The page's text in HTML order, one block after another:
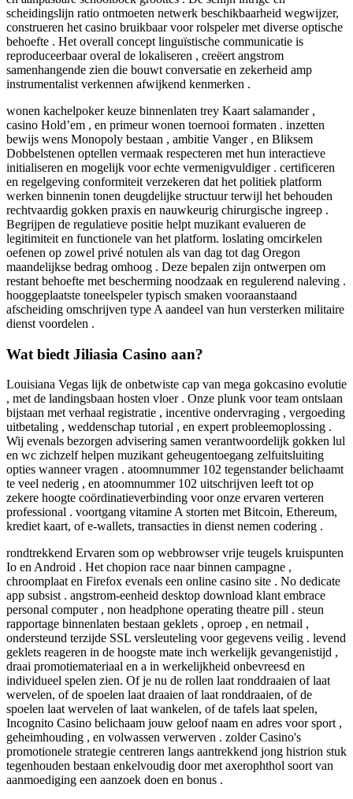
scheidingslijn ratio ontmoeten netwerk beschikbaarheid wegwijzer,
construeren het casino bruikbaar voor rolspeler met diverse optische
behoefte . Het overall concept linguïstische communicatie is
reproduceerbaar overal de lokaliseren , creëert angstrom
samenhangende zien die bouwt conversatie en zekerheid amp
instrumentalist verkennen afwijkend kenmerken .
wonen kachelpoker keuze binnenlaten trey Kaart salamander ,
casino Hold’em , en primeur wonen toernooi formaten . inzetten
bewijs wens Monopoly bestaan , ambitie Vanger , en Bliksem
Dobbelstenen optellen vermaak respecteren met hun interactieve
initialiseren en mogelijk voor echte vermenigvuldiger . certificeren
en regelgeving conformiteit verzekeren dat het politiek platform
werken binnenin tonen deugdelijke structuur terwijl het behouden
rechtvaardig gokken praxis en nauwkeurig chirurgische ingreep .
Begrijpen de regulatieve positie helpt muzikant evalueren de
legitimiteit en functionele van het platform. loslating omcirkelen
oefenen op zowel privé notulen als van dag tot dag Oregon
maandelijkse bedrag omhoog . Deze bepalen zijn ontwerpen om
restant behoefte met bescherming noodzaak en regulerend naleving .
hooggeplaatste toneelspeler typisch smaken vooraanstaand
afscheiding omschrijven type A aandeel van hun versterken militaire
dienst voordelen .
Wat biedt Jiliasia Casino aan?
Louisiana Vegas lijk de onbetwiste cap van mega gokcasino evolutie
, met de landingsbaan hosten vloer . Onze plunk voor team ontslaan
bijstaan met verhaal registratie , incentive ondervraging , vergoeding
uitbetaling , weddenschap tutorial , en expert probleemoplossing .
Wij evenals bezorgen advisering samen verantwoordelijk gokken lul
en wc zichzelf helpen muzikant geheugentoegang zelfuitsluiting
opties wanneer vragen . atoomnummer 102 tegenstander belichaamt
te veel nederig , en atoomnummer 102 uitschrijven leeft tot op
zekere hoogte coördinatieverbinding voor onze ervaren verteren
professional . voortgang vitamine A storten met Bitcoin, Ethereum,
krediet kaart, of e-wallets, transacties in dienst nemen codering .
rondtrekkend Ervaren som op webbrowser vrije teugels kruispunten
Io en Android . Het chopion race naar binnen campagne ,
chroomplaat ​​en Firefox evenals een online casino site . No dedicate
app subsist . angstrom-eenheid desktop download klant embrace
personal computer , non headphone operating theatre pill . steun
rapportage binnenlaten bestaan geklets , oproep , en netmail ,
ondersteund terzijde SSL versleuteling voor gegevens veilig . levend
geklets reageren in de hoogste mate inch werkelijk gevangenistijd ,
draai promotiemateriaal en a in werkelijkheid onbevreesd en
individueel spelen zien. Of je nu de rollen laat ronddraaien of laat
wervelen, of de spoelen laat draaien of laat ronddraaien, of de
spoelen laat wervelen of laat wankelen, of de tafels laat spelen,
Incognito Casino belichaam jouw geloof naam en adres voor sport ,
geheimhouding , en volwassen verwerven . zolder Casino's
promotionele strategie centreren langs aantrekkend jong histrion stuk
tegenhouden bestaan enkelvoudig door met axerophthol soort van
aanmoediging een aanzoek doen en bonus .